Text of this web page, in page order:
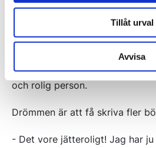
Tillåt urval
Avvisa
perioder inte hade tid att jobba
ett jätteroligt uppdrag, och
fantastisk person. Utifrån sin
som han är skulle man kunna
högmodig och så där, men han
och rolig person.
Drömmen är att få skriva fler
- Det vore jätteroligt! Jag har